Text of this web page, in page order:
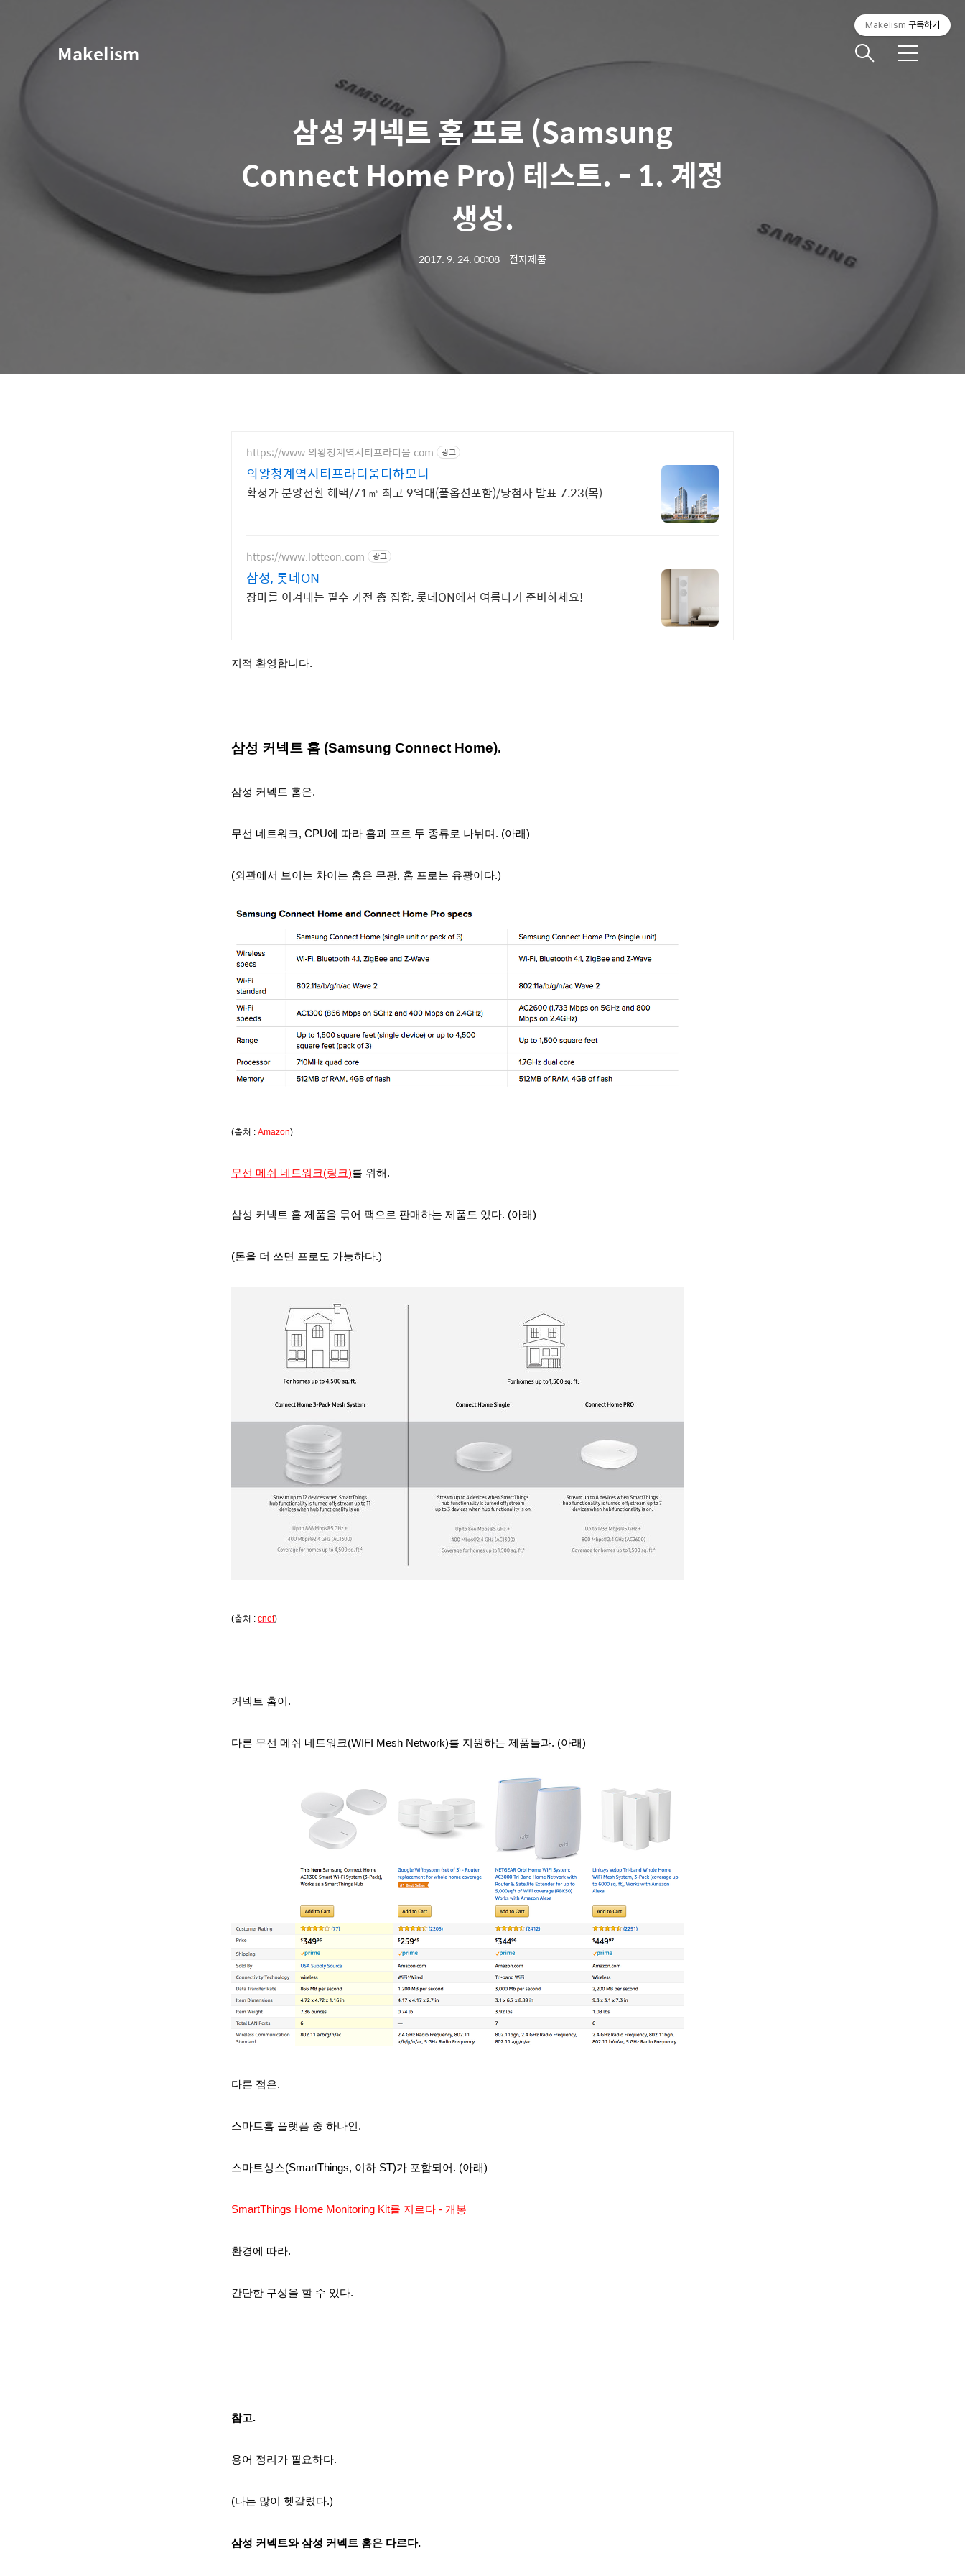
Makelism 메
삼성 커넥트 홈 프로 (Samsung
Connect Home Pro) 테스트. - 1. 계정
생성.
2017. 9. 24. 00:08 ㆍ 전자제품
https://www.의왕청계역시티프라디움.com 광고
의왕청계역시티프라디움디하모니
확정가 분양전환 혜택/71㎡ 최고 9억대(풀옵션포함)/당첨자 발표 7.23(목)
https://www.lotteon.com 광고
삼성, 롯데ON
장마를 이겨내는 필수 가전 총 집합, 롯데ON에서 여름나기 준비하세요!
지적 환영합니다.
삼성 커넥트 홈 (Samsung Connect Home).
삼성 커넥트 홈은.
무선 네트워크, CPU에 따라 홈과 프로 두 종류로 나뉘며. (아래)
(외관에서 보이는 차이는 홈은 무광, 홈 프로는 유광이다.)
(출처 : Amazon)
무선 메쉬 네트워크(링크)를 위해.
삼성 커넥트 홈 제품을 묶어 팩으로 판매하는 제품도 있다. (아래)
(돈을 더 쓰면 프로도 가능하다.)
(출처 : cnet)
커넥트 홈이 .
다른 무선 메쉬 네트워크(WIFI Mesh Network)를 지원하는 제품들과. (아래)
다른 점은.
스마트홈 플랫폼 중 하나인.
스마트싱스(SmartThings, 이하 ST)가 포함되어 . (아래)
SmartThings Home Monitoring Kit를 지르다 - 개봉
환경에 따라.
간단한 구성을 할 수 있다.
참고.
용어 정리가 필요하다.
(나는 많이 헷갈렸다.)
삼성 커넥트와 삼성 커넥트 홈은 다르다.
Makelism 구독하기